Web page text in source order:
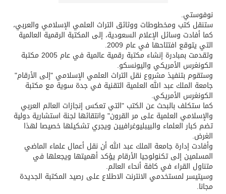
كسوة الكعبة تعتلي البيت العتيق
نوفوستي.
ستنقل كتب ومخطوطات ووثائق التراث العلمي الإسلامي والعربي،
كما أفادت وسائل الإعلام السعودية، إلى المكتبة الرقمية العالمية
التي يتوقع افتتاحها في عام 2009.
وتقدمت بمبادرة إنشاء مكتبة رقمية عالمية في عام 2005 مكتبة
الكونغرس الأمريكي واليونسكو.
وستقوم بتنفيذ مشروع نقل التراث العلمي الإسلامي "إلى الأرقام"
جامعة الملك عبد الله العلمية التقنية في جدة سوية مع مكتبة
الكونغرس الأمريكي.
كما ستكلف بالبحث عن الكتب "التي تعكس إنجازات العالم العربي
والإسلامي العلمية على مر القرون" وانتقائها لجنة استشارية دولية
تضم كبار العلماء والبيبليوغرافيين ويجري تشكيلها خصيصا لهذا
الغرض.
وأفادت إدارة جامعة الملك عبد الله أن نقل أعمال علماء الماضي
المسلمين إلى تكنولوجيا الأرقام يؤكد أهميتها ويجعلها في
متناول القراء في كافة أنحاء العالم.
وسيتيسر لمستخدمي الانترنت الاطلاع على رصيد المكتبة الجديدة
مجانا.